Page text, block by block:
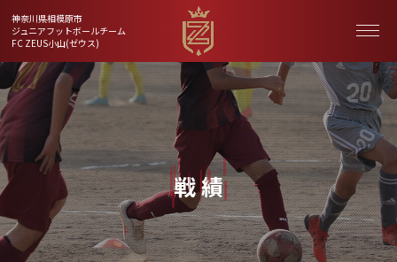
神奈川県相模原市
ジュニアフットボールチーム
FC ZEUS小山(ゼウス)
戦 績